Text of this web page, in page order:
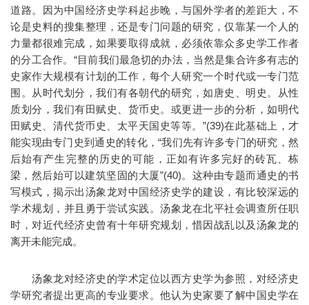
道路。因为中国经济史学科起步晚，与国外学者的差距大，不
论是史料的搜集整理，还是专门问题的研究，仅靠某一个人的
力量都很难完成，如果要取得成就，必须依靠众多史学工作者
的分工合作。“目前我们最急切的办法，当然是集合许多有志的
史家作大规模有计划的工作，每个人研究一个时代或一专门范
围。从时代划分，我们有各朝代的研究，如唐史、明史。从性
质划分，我们有田赋史、货币史。或更进一步的分析，如明代
田赋史、清代货币史、太平天国史等等。”(39)在此基础上，才
能实现由专门史到通史的转化，“我们先有许多专门的研究，然
后始有产生完整的历史的可能，正如有许多完好的砖瓦、栋
梁，然后始可以建筑坚固的大厦”(40)。这种由专题而通史的书
写模式，揭示出汤象龙对中国经济史学的建设，有比较深远的
学术规划，并且勇于尝试实践。汤象龙在北平社会调查所任职
时，对近代经济史曾有十年研究规划，惜因战乱以及汤象龙的
离开未能完成。
汤象龙对经济史的学术定位以西方史学为参照，对经济史
学研究者提出更高的专业要求。他认为史家要了解中国史学在